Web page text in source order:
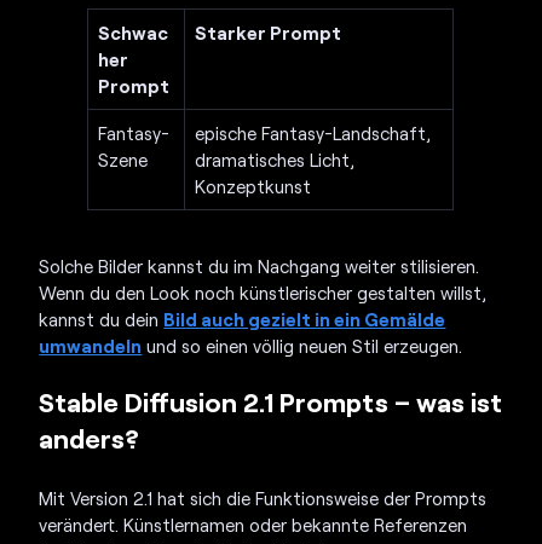
Schwac
her
Prompt
Starker Prompt
Fantasy-
Szene
epische Fantasy-Landschaft,
dramatisches Licht,
Konzeptkunst
Solche Bilder kannst du im Nachgang weiter stilisieren.
Wenn du den Look noch künstlerischer gestalten willst,
kannst du dein Bild auch gezielt in ein Gemälde
umwandeln und so einen völlig neuen Stil erzeugen.
Stable Diffusion 2.1 Prompts – was ist
anders?
Mit Version 2.1 hat sich die Funktionsweise der Prompts
verändert. Künstlernamen oder bekannte Referenzen